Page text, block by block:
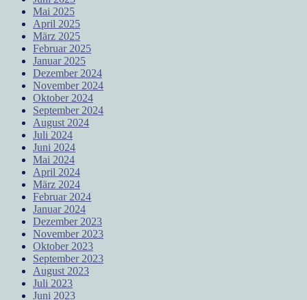
Mai 2025
April 2025
März 2025
Februar 2025
Januar 2025
Dezember 2024
November 2024
Oktober 2024
September 2024
August 2024
Juli 2024
Juni 2024
Mai 2024
April 2024
März 2024
Februar 2024
Januar 2024
Dezember 2023
November 2023
Oktober 2023
September 2023
August 2023
Juli 2023
Juni 2023